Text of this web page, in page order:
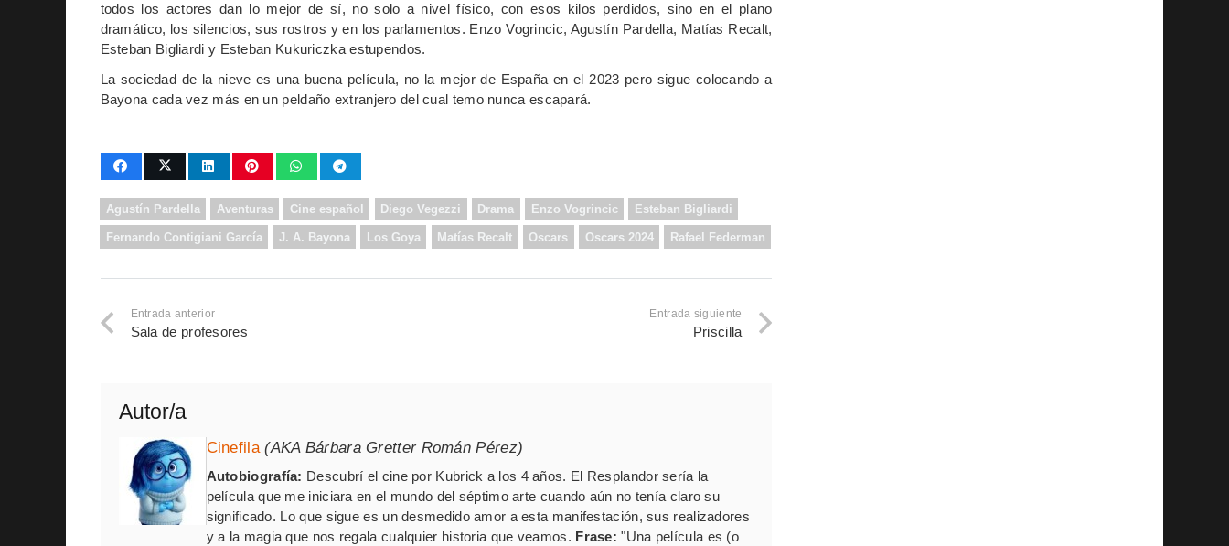
todos los actores dan lo mejor de sí, no solo a nivel físico, con esos kilos perdidos, sino en el plano
dramático, los silencios, sus rostros y en los parlamentos. Enzo Vogrincic, Agustín Pardella, Matías Recalt,
Esteban Bigliardi y Esteban Kukuriczka estupendos.
La sociedad de la nieve es una buena película, no la mejor de España en el 2023 pero sigue colocando a
Bayona cada vez más en un peldaño extranjero del cual temo nunca escapará.
Agustín Pardella Aventuras Cine español Diego Vegezzi Drama Enzo Vogrincic Esteban Bigliardi
Fernando Contigiani García J. A. Bayona Los Goya Matías Recalt Oscars Oscars 2024 Rafael Federman
Entrada anterior
Sala de profesores
Entrada siguiente
Priscilla
Autor/a
Cinefila (AKA Bárbara Gretter Román Pérez)
Autobiografía: Descubrí el cine por Kubrick a los 4 años. El Resplandor sería la
película que me iniciara en el mundo del séptimo arte cuando aún no tenía claro su
significado. Lo que sigue es un desmedido amor a esta manifestación, sus realizadores
y a la magia que nos regala cualquier historia que veamos. Frase: "Una película es (o